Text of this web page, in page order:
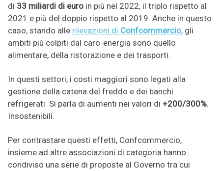
di 33 miliardi di euro in più nel 2022, il triplo rispetto al
2021 e più del doppio rispetto al 2019. Anche in questo
caso, stando alle rilevazioni di Confcommercio, gli
ambiti più colpiti dal caro-energia sono quello
alimentare, della ristorazione e dei trasporti.
In questi settori, i costi maggiori sono legati alla
gestione della catena del freddo e dei banchi
refrigerati. Si parla di aumenti nei valori di +200/300%.
Insostenibili.
Per contrastare questi effetti, Confcommercio,
insieme ad altre associazioni di categoria hanno
condiviso una serie di proposte al Governo tra cui